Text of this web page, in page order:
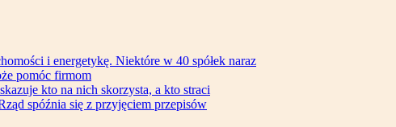
i energetykę. Niektóre w 40 spółek naraz
pomóc firmom
kto na nich skorzysta, a kto straci
spóźnia się z przyjęciem przepisów